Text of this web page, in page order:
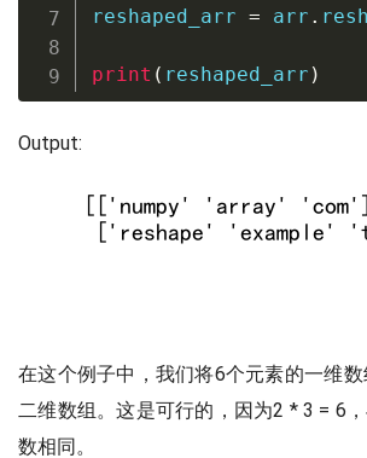
reshaped_arr = arr .
print ( reshaped_arr )
Output:
在这个例子中，我们将6个元素的一维
二维数组。这是可行的，因为2 * 3 = 6
数相同。